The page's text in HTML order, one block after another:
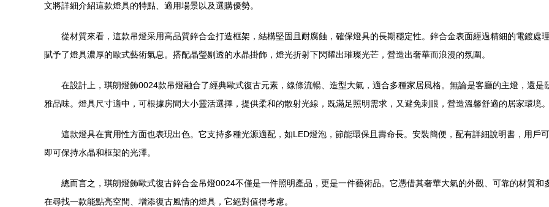
文將詳細介紹這款燈具的特點、適用場景以及選購優勢。
從材質來看，這款吊燈采用高品質鋅合金打造框架，結構堅固且耐腐蝕，確保燈具的長期穩定性。鋅合金表面經過精細的電鍍處
賦予了燈具濃厚的歐式藝術氣息。搭配晶瑩剔透的水晶掛飾，燈光折射下閃耀出璀璨光芒，營造出奢華而浪漫的氛圍。
在設計上，琪朗燈飾0024款吊燈融合了經典歐式復古元素，線條流暢、造型大氣，適合多種家居風格。無論是客廳的主燈，還
雅品味。燈具尺寸適中，可根據房間大小靈活選擇，提供柔和的散射光線，既滿足照明需求，又避免刺眼，營造溫馨舒適的居家環境。
這款燈具在實用性方面也表現出色。它支持多種光源適配，如LED燈泡，節能環保且壽命長。安裝簡便，配有詳細說明書，用戶
即可保持水晶和框架的光澤。
總而言之，琪朗燈飾歐式復古鋅合金吊燈0024不僅是一件照明產品，更是一件藝術品。它憑借其奢華大氣的外觀、可靠的材質
在尋找一款能點亮空間、增添復古風情的燈具，它絕對值得考慮。